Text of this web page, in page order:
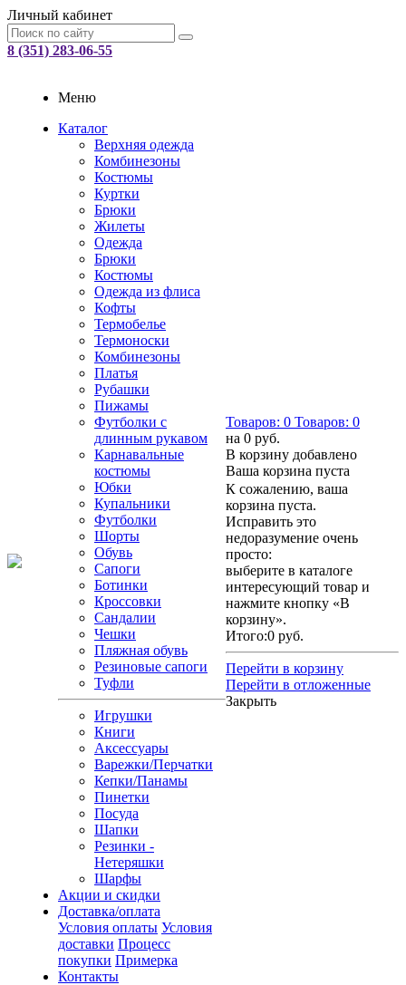
Личный кабинет
8 (351) 283-06-55
Меню
Каталог
Верхняя одежда
Комбинезоны
Костюмы
Куртки
Брюки
Жилеты
Одежда
Брюки
Костюмы
Одежда из флиса
Кофты
Термобелье
Термоноски
Комбинезоны
Платья
Рубашки
Пижамы
Футболки с
длинным рукавом
Карнавальные
костюмы
Юбки
Купальники
Футболки
Шорты
Обувь
Сапоги
Ботинки
Кроссовки
Сандалии
Чешки
Пляжная обувь
Резиновые сапоги
Туфли
Игрушки
Книги
Аксессуары
Варежки/Перчатки
Кепки/Панамы
Пинетки
Посуда
Шапки
Резинки -
Нетеряшки
Шарфы
Акции и скидки
Доставка/оплата
Условия оплаты Условия
доставки Процесс
покупки Примерка
Контакты
Товаров: 0 Товаров: 0
на 0 руб.
В корзину добавлено
Ваша корзина пуста
К сожалению, ваша
корзина пуста.
Исправить это
недоразумение очень
просто:
выберите в каталоге
интересующий товар и
нажмите кнопку «В
корзину».
Итого:0 руб.
Перейти в корзину
Перейти в отложенные
Закрыть